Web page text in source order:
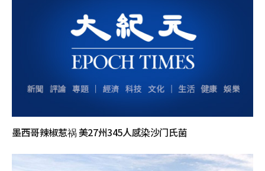
墨西哥辣椒惹祸 美27州345人感染沙门氏菌